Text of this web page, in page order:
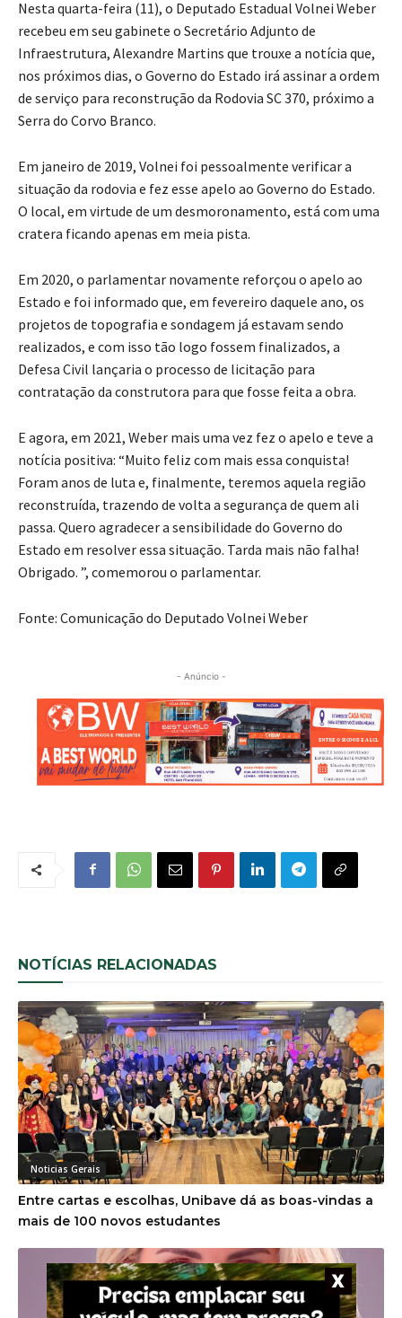
Nesta quarta-feira (11), o Deputado Estadual Volnei Weber
recebeu em seu gabinete o Secretário Adjunto de
Infraestrutura, Alexandre Martins que trouxe a notícia que,
nos próximos dias, o Governo do Estado irá assinar a ordem
de serviço para reconstrução da Rodovia SC 370, próximo a
Serra do Corvo Branco.
Em janeiro de 2019, Volnei foi pessoalmente verificar a
situação da rodovia e fez esse apelo ao Governo do Estado.
O local, em virtude de um desmoronamento, está com uma
cratera ficando apenas em meia pista.
Em 2020, o parlamentar novamente reforçou o apelo ao
Estado e foi informado que, em fevereiro daquele ano, os
projetos de topografia e sondagem já estavam sendo
realizados, e com isso tão logo fossem finalizados, a
Defesa Civil lançaria o processo de licitação para
contratação da construtora para que fosse feita a obra.
E agora, em 2021, Weber mais uma vez fez o apelo e teve a
notícia positiva: “Muito feliz com mais essa conquista!
Foram anos de luta e, finalmente, teremos aquela região
reconstruída, trazendo de volta a segurança de quem ali
passa. Quero agradecer a sensibilidade do Governo do
Estado em resolver essa situação. Tarda mais não falha!
Obrigado. ”, comemorou o parlamentar.
Fonte: Comunicação do Deputado Volnei Weber
- Anúncio -
NOTÍCIAS RELACIONADAS
Noticias Gerais
Entre cartas e escolhas, Unibave dá as boas-vindas a
mais de 100 novos estudantes